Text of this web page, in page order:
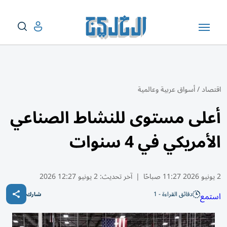
اقتصاد/أسواق عربية وعالمية
أعلى مستوى للنشاط الصناعي
الأمريكي في 4 سنوات
2 يونيو 2026 11:27 صباحًا | آخر تحديث:2 يونيو 12:27 2026
استمع دقائق القراءة - 1 شارك